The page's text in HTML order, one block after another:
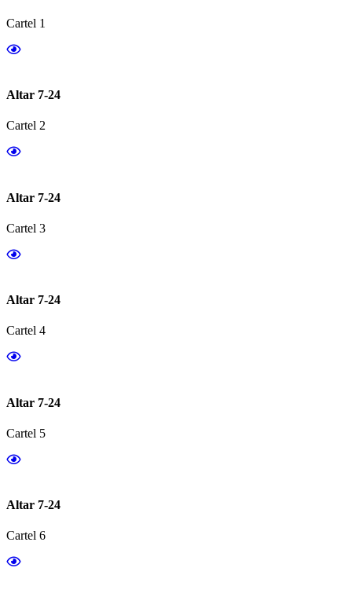
Cartel 1
Altar 7-24
Cartel 2
Altar 7-24
Cartel 3
Altar 7-24
Cartel 4
Altar 7-24
Cartel 5
Altar 7-24
Cartel 6